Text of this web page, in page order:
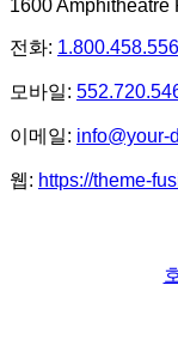
1600
전화: 1.800.458.556
모바일:
이메일: info@your-
웹: https://theme-